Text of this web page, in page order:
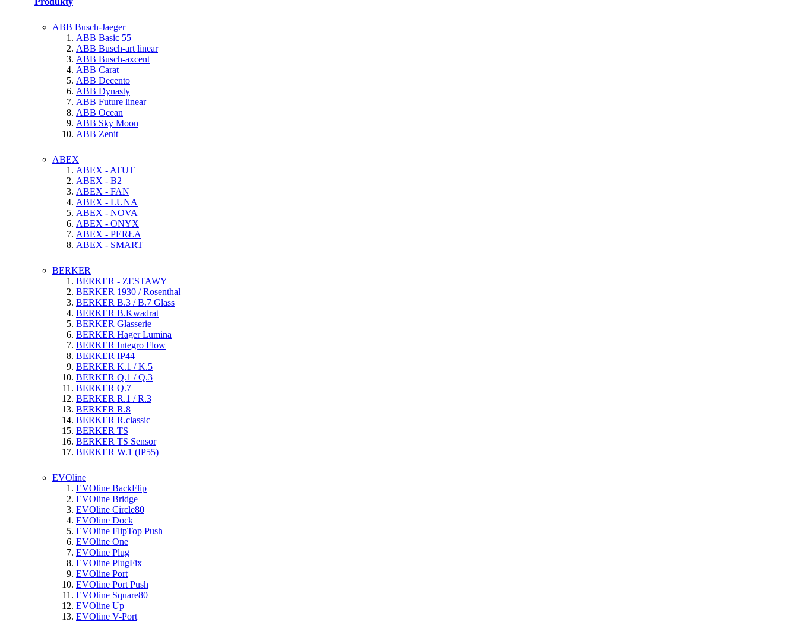
ABB Busch-Jaeger
ABB Basic 55
ABB Busch-art linear
ABB Busch-axcent
ABB Carat
ABB Decento
ABB Dynasty
ABB Future linear
ABB Ocean
ABB Sky Moon
ABB Zenit
ABEX
ABEX - ATUT
ABEX - B2
ABEX - FAN
ABEX - LUNA
ABEX - NOVA
ABEX - ONYX
ABEX - PERŁA
ABEX - SMART
BERKER
BERKER - ZESTAWY
BERKER 1930 / Rosenthal
BERKER B.3 / B.7 Glass
BERKER B.Kwadrat
BERKER Glasserie
BERKER Hager Lumina
BERKER Integro Flow
BERKER IP44
BERKER K.1 / K.5
BERKER Q.1 / Q.3
BERKER Q.7
BERKER R.1 / R.3
BERKER R.8
BERKER R.classic
BERKER TS
BERKER TS Sensor
BERKER W.1 (IP55)
EVOline
EVOline BackFlip
EVOline Bridge
EVOline Circle80
EVOline Dock
EVOline FlipTop Push
EVOline One
EVOline Plug
EVOline PlugFix
EVOline Port
EVOline Port Push
EVOline Square80
EVOline Up
EVOline V-Port